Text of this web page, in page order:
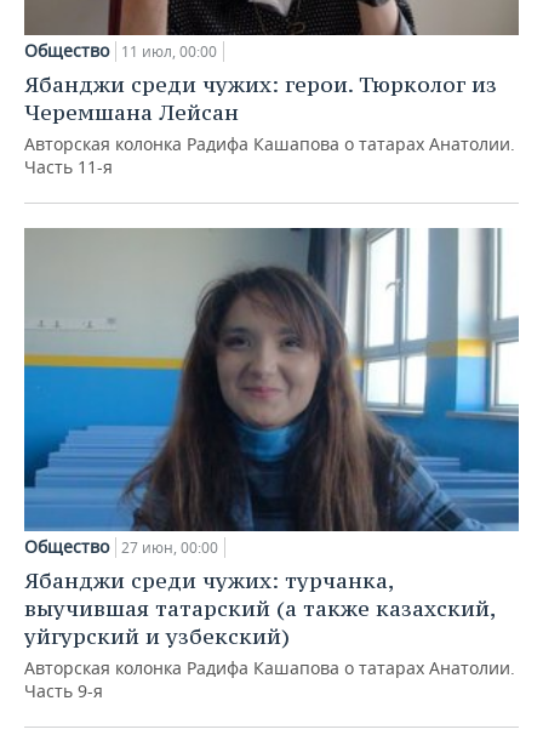
Общество 11 июл, 00:00
Ябанджи среди чужих: герои. Тюрколог из
Черемшана Лейсан
Авторская колонка Радифа Кашапова о татарах Анатолии.
Часть 11-я
Общество 27 июн, 00:00
Ябанджи среди чужих: турчанка,
выучившая татарский (а также казахский,
уйгурский и узбекский)
Авторская колонка Радифа Кашапова о татарах Анатолии.
Часть 9-я